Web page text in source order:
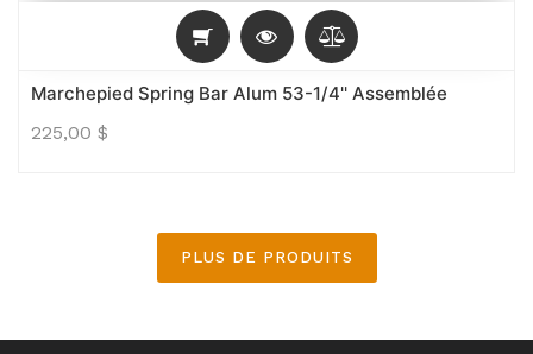
Marchepied Spring Bar Alum 53-1/4'' Assemblée
225,00 $
PLUS DE PRODUITS